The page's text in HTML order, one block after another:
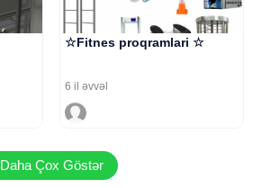
☆Fitnes proqramlari ☆
6 il əvvəl
Daha Çox Göstər